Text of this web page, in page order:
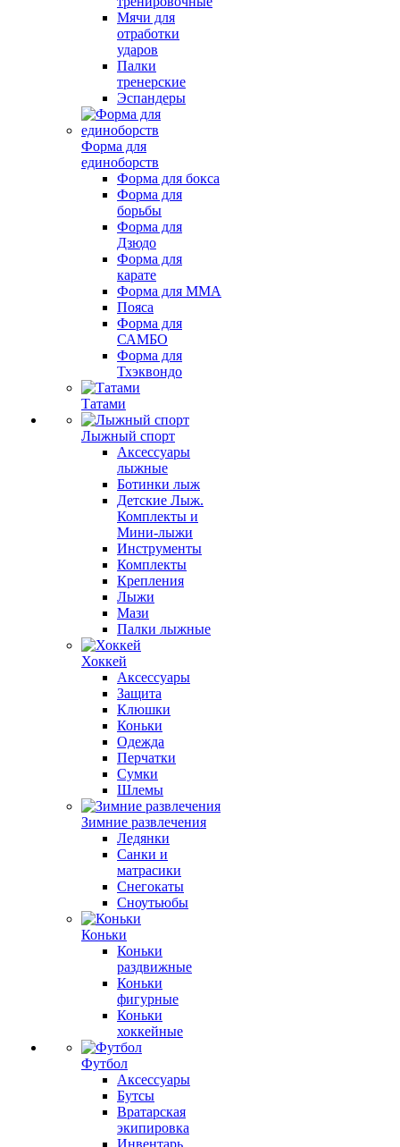
Мячи для
отработки
ударов
Палки
тренерские
Эспандеры
Форма для
единоборств
Форма для бокса
Форма для
борьбы
Форма для
Дзюдо
Форма для
карате
Форма для MMA
Пояса
Форма для
САМБО
Форма для
Тхэквондо
Татами
Лыжный спорт
Аксессуары
лыжные
Ботинки лыж
Детские Лыж.
Комплекты и
Мини-лыжи
Инструменты
Комплекты
Крепления
Лыжи
Мази
Палки лыжные
Хоккей
Аксессуары
Защита
Клюшки
Коньки
Одежда
Перчатки
Сумки
Шлемы
Зимние развлечения
Ледянки
Санки и
матрасики
Снегокаты
Сноутьюбы
Коньки
Коньки
раздвижные
Коньки
фигурные
Коньки
хоккейные
Футбол
Аксессуары
Бутсы
Вратарская
экипировка
Инвентарь